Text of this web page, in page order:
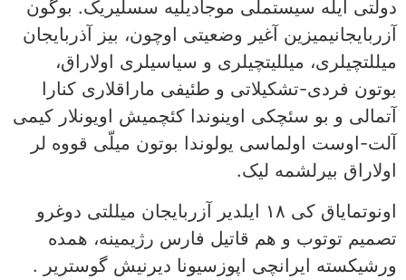
دولتی ایله سیستملی موجادیلیه سسلیریک. بوگون
آزربایجانیمیزین آغیر وضعیتی اوچون، بیز آذربایجان
میللتچیلری، میللیتچیلری و سیاسیلری اولاراق،
بوتون فردی-تشکیلاتی و طئیفی ماراقلاری کنارا
آتمالی و بو سئچکی اوینوندا کئچمیش اویونلار کیمی
آلت-اوست اولماسی یولوندا بوتون میلّی قووه لر
اولاراق بیرلشمه لیک.
اونوتمایاق کی ۱۸ ایلدیر آزربایجان میللتی دوغرو
تصمیم توتوب و هم قاتیل فارس رژیمینه، همده
ورشیکسته ایرانچی اپوزسیونا دیرنیش گوستریر .